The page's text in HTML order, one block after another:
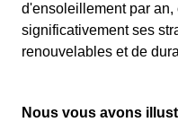
d'ensoleillement par
significativement ses
renouvelables et de
Nous vous avons